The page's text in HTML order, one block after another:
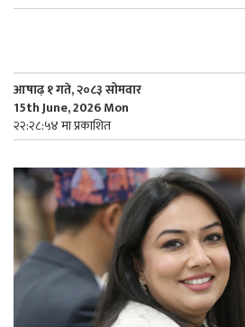
आषाढ़ १ गते, २०८३ सोमवार
15th June, 2026 Mon
२२:२८:५४ मा प्रकाशित